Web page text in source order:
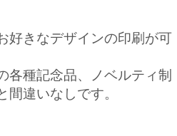
好きなデザインの印刷が可
各種記念品、ノベルティ制
間違いなしです。